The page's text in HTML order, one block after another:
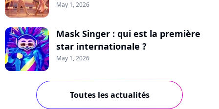
May 1, 2026
Mask Singer : qui est la première
star internationale ?
May 1, 2026
Toutes les actualités